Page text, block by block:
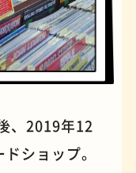
、2019年12
ショップ。